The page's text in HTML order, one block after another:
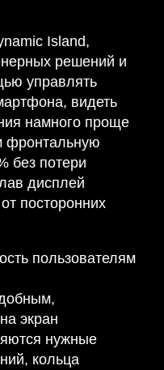
Island,
решений и
управлять
видеть
намного проще
фронтальную
без потери
дисплей
посторонних
пользователям
экран
нужные
кольца